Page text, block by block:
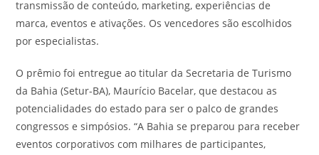
transmissão de conteúdo, marketing, experiências de
marca, eventos e ativações. Os vencedores são escolhidos
por especialistas.
O prêmio foi entregue ao titular da Secretaria de Turismo
da Bahia (Setur-BA), Maurício Bacelar, que destacou as
potencialidades do estado para ser o palco de grandes
congressos e simpósios. “A Bahia se preparou para receber
eventos corporativos com milhares de participantes,